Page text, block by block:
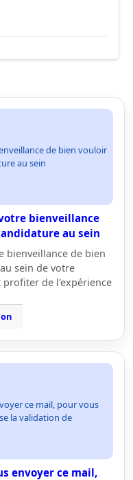
de bien vouloir
au sein
bienveillance
au sein
bienveillance de bien
sein de votre
de l'expérience
ce mail, pour vous
la validation de
envoyer ce mail,